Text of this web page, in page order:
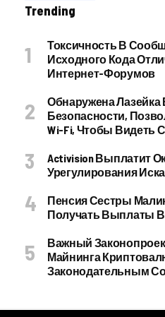
Trending
Токсичность В
Исходного Кода
Интернет-Форумов
Обнаружена Лазейка
Безопасности,
Wi-Fi, Чтобы Видеть
Activision Выплатит
Урегулирования Иска
Пенсия Сестры
Получать Выплаты В
Важный
Майнинга
Законодательным